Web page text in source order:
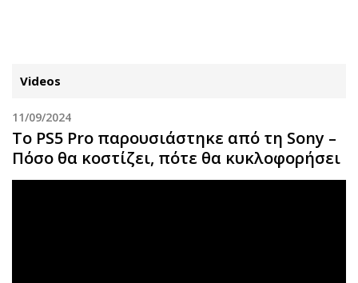
ΚΑΤΗΓΟΡΙΕΣ ΣΥΝΔΕΣΗ
Κύπρος
Απόψεις
Videos
11/09/2024
Το PS5 Pro παρουσιάστηκε από τη Sony –
Πόσο θα κοστίζει, πότε θα κυκλοφορήσει